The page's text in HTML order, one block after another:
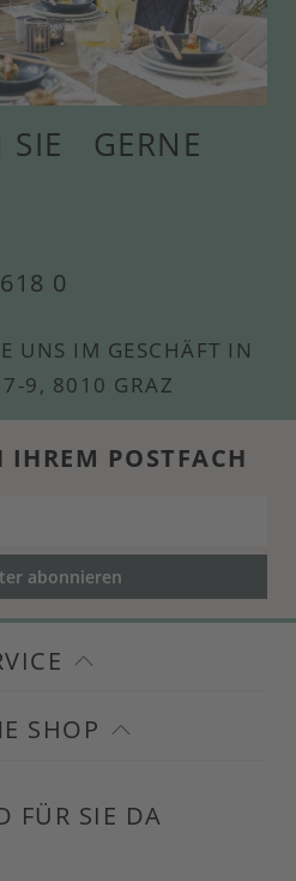
SIE GERNE
0
UNS IM GESCHÄFT IN
7-9, 8010 GRAZ
POSTFACH
abonnieren
SHOP
FÜR SIE DA